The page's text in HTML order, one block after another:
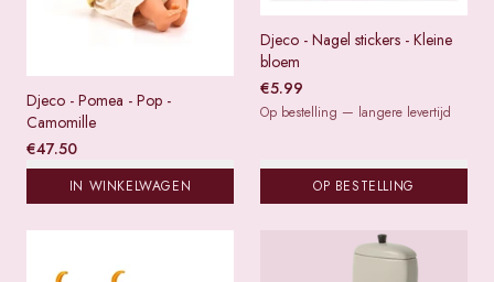
Djeco - Pomea - Pop -
Camomille
€47.50
IN WINKELWAGEN
Djeco - Nagel stickers - Kleine
bloem
€5.99
Op bestelling — langere levertijd
OP BESTELLING